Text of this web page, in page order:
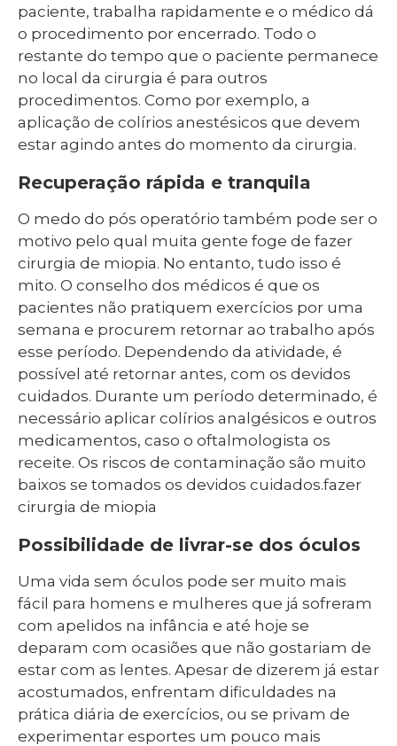
paciente, trabalha rapidamente e o médico dá
o procedimento por encerrado. Todo o
restante do tempo que o paciente permanece
no local da cirurgia é para outros
procedimentos. Como por exemplo, a
aplicação de colírios anestésicos que devem
estar agindo antes do momento da cirurgia.
Recuperação rápida e tranquila
O medo do pós operatório também pode ser o
motivo pelo qual muita gente foge de fazer
cirurgia de miopia. No entanto, tudo isso é
mito. O conselho dos médicos é que os
pacientes não pratiquem exercícios por uma
semana e procurem retornar ao trabalho após
esse período. Dependendo da atividade, é
possível até retornar antes, com os devidos
cuidados. Durante um período determinado, é
necessário aplicar colírios analgésicos e outros
medicamentos, caso o oftalmologista os
receite. Os riscos de contaminação são muito
baixos se tomados os devidos cuidados.fazer
cirurgia de miopia
Possibilidade de livrar-se dos óculos
Uma vida sem óculos pode ser muito mais
fácil para homens e mulheres que já sofreram
com apelidos na infância e até hoje se
deparam com ocasiões que não gostariam de
estar com as lentes. Apesar de dizerem já estar
acostumados, enfrentam dificuldades na
prática diária de exercícios, ou se privam de
experimentar esportes um pouco mais